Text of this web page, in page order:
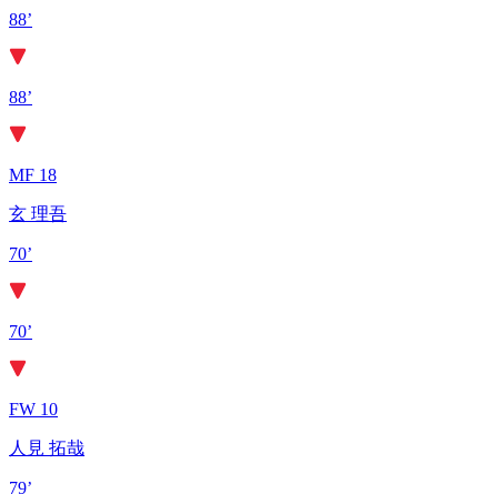
88’
88’
MF 18
玄 理吾
70’
70’
FW 10
人見 拓哉
79’